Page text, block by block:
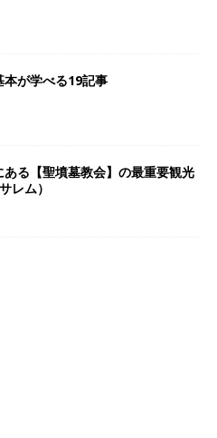
本が学べる19記事
ある【聖墳墓教会】の最重要観光
レム）